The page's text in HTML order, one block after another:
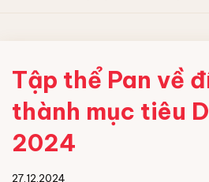
Tập thể Pan về
thành mục tiêu
2024
27.12.2024